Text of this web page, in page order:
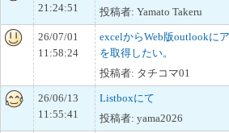
21:24:51
投稿者: Yamato Takeru
26/07/01
11:58:24
excelからWeb版outlookに
を取得したい。
投稿者: タチコマ01
26/06/13
11:55:41
Listboxにて
投稿者: yama2026